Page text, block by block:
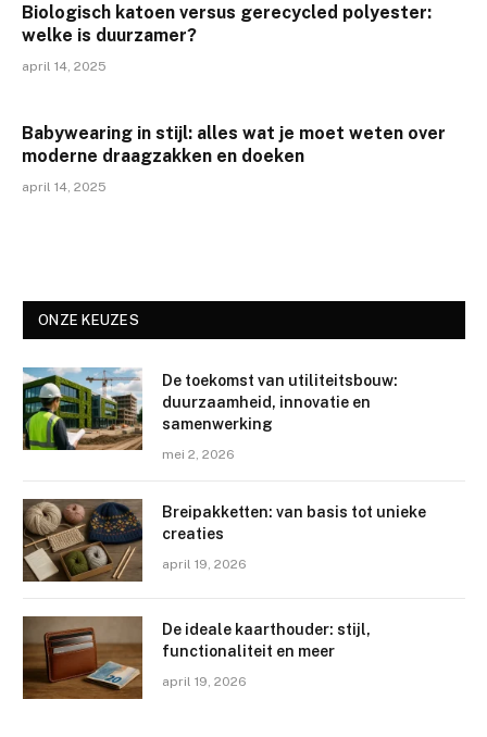
Biologisch katoen versus gerecycled polyester:
welke is duurzamer?
april 14, 2025
Babywearing in stijl: alles wat je moet weten over
moderne draagzakken en doeken
april 14, 2025
ONZE KEUZES
De toekomst van utiliteitsbouw:
duurzaamheid, innovatie en
samenwerking
mei 2, 2026
Breipakketten: van basis tot unieke
creaties
april 19, 2026
De ideale kaarthouder: stijl,
functionaliteit en meer
april 19, 2026